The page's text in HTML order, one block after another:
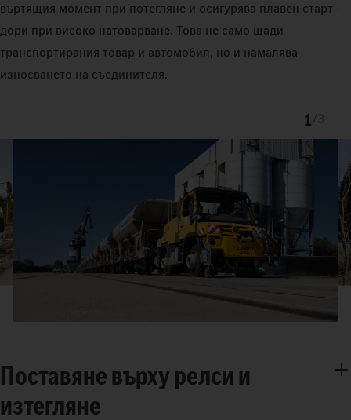
въртящия момент при потегляне и осигурява плавен старт -
дори при високо натоварване. Това не само щади
транспортирания товар и автомобил, но и намалява
износването на съединителя.
1
Поставяне върху релси и
изтегляне